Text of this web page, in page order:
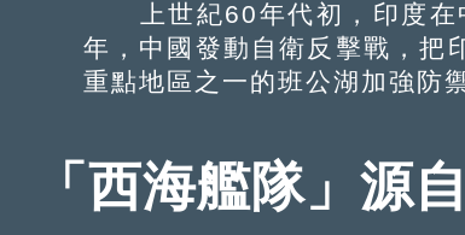
上世紀60年代初，印度在
年，中國發動自衛反擊戰，把
重點地區之一的班公湖加強防
「西海艦隊」源